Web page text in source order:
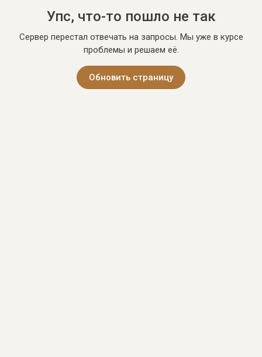
Упс, что-то пошло не так
Сервер перестал отвечать на запросы. Мы уже в курсе
проблемы и решаем её.
Обновить страницу